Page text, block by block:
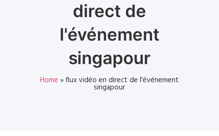
direct de
l'événement
singapour
Home »flux vidéo en direct de l'événement
singapour